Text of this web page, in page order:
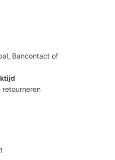
Bancontact of
retourneren